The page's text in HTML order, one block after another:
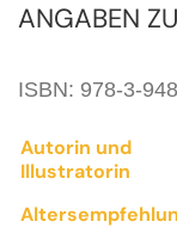
Heldin – für
ANGABEN
ISBN: 978-3-
Autorin und
Illustratorin